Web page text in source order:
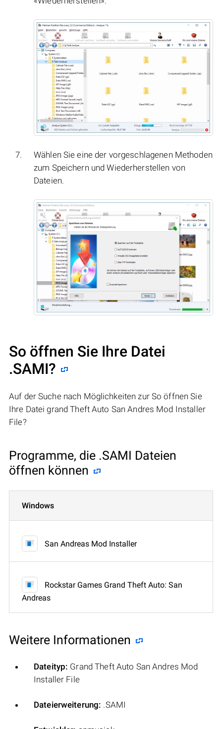
Wählen Sie eine der vorgeschlagenen Methoden
zum Speichern und Wiederherstellen von
Dateien.
So öffnen Sie Ihre Datei
.SAMI?
Auf der Suche nach Möglichkeiten zur So öffnen Sie
Ihre Datei grand Theft Auto San Andres Mod Installer
File?
Programme, die .SAMI Dateien
öffnen können
Windows
San Andreas Mod Installer
Rockstar Games Grand Theft Auto: San
Andreas
Weitere Informationen
Dateityp: Grand Theft Auto San Andres Mod
Installer File
Dateierweiterung: .SAMI